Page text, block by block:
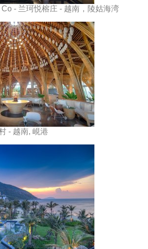
- 兰珂悦榕庄 - 越南，陵姑海湾
- 越南, 峴港